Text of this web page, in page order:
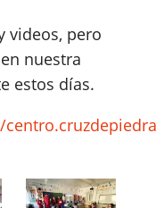
videos, pero
nuestra
estos días.